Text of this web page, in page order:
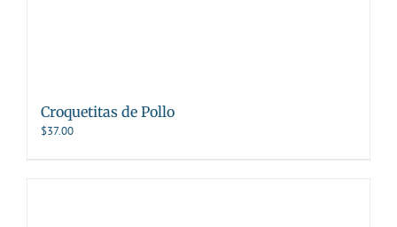
Croquetitas de Pollo
$37.00